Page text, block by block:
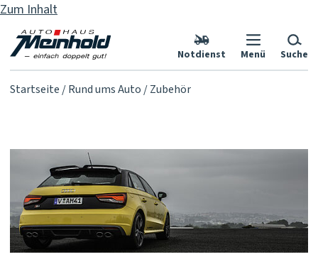
Zum Inhalt
Notdienst Menü Suche
Startseite Rund ums Auto Zubehör